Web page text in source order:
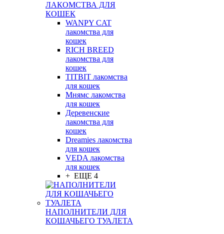
ЛАКОМСТВА ДЛЯ
КОШЕК
WANPY CAT
лакомства для
кошек
RICH BREED
лакомства для
кошек
TITBIT лакомства
для кошек
Мнямс лакомства
для кошек
Деревенские
лакомства для
кошек
Dreamies лакомства
для кошек
VEDA лакомства
для кошек
+ ЕЩЕ 4
НАПОЛНИТЕЛИ ДЛЯ
КОШАЧЬЕГО ТУАЛЕТА